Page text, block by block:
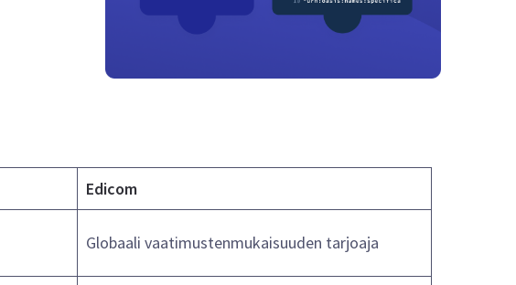
Edicom
Globaali vaatimustenmukaisuuden tarjoaja